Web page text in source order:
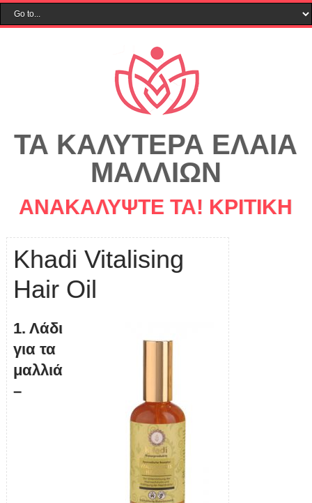
ΤΑ ΚΑΛΎΤΕΡΑ ΈΛΑΙΑ
ΜΑΛΛΙΏΝ
ΑΝΑΚΑΛΎΨΤΕ ΤΑ! ΚΡΙΤΙΚΗ
Khadi Vitalising
Hair Oil
1. Λάδι
για τα
μαλλιά
–